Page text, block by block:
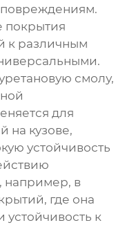
покрытия
к различным
смолу,
для
на кузове,
устойчивость
например, в
где она
устойчивость к